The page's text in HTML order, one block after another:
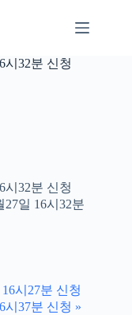
시32분 신청
시32분 신청
일 16시32분
시27분 신청
시37분 신청 »